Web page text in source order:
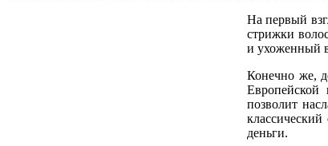
На первый
стрижки
и ухоженный
Конечно же,
Европейской
позволит
деньги.